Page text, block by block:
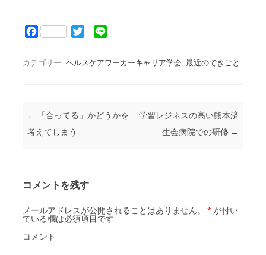
F
o
i
n
カテゴリー: ヘルスケアワーカーキャリア学会 最近のできごと
投稿ナビゲーション
←
「合ってる」かどうかを
考えてしまう
学習レジネスの高い熊本済
生会病院での研修 →
コメントを残す
メールアドレスが公開されることはありません。 * が付い
ている欄は必須項目です
コメント